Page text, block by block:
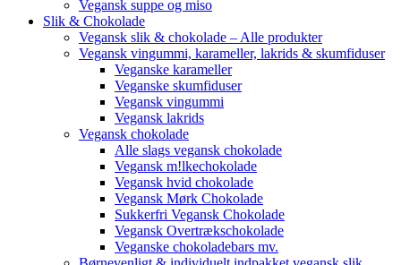
Vegansk suppe og miso
Slik & Chokolade
Vegansk slik & chokolade – Alle produkter
Vegansk vingummi, karameller, lakrids & skumfiduser
Veganske karameller
Veganske skumfiduser
Vegansk vingummi
Vegansk lakrids
Vegansk chokolade
Alle slags vegansk chokolade
Vegansk m!lkechokolade
Vegansk hvid chokolade
Vegansk Mørk Chokolade
Sukkerfri Vegansk Chokolade
Vegansk Overtrækschokolade
Veganske chokoladebars mv.